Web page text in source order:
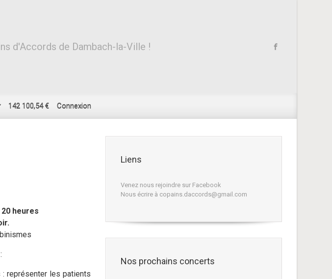
d'Accords de Dambach-la-Ville !
142 100,54 € Connexion
heures
représenter les patients
Liens
Venez nous rejoindre sur Facebook
Nous écrire à copains.daccords@gmail.com
Nos prochains concerts